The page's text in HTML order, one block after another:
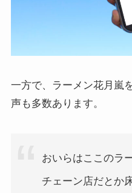
一方で、ラーメン花月嵐
声も多数あります。
おいらはここのラ
チェーン店だとか